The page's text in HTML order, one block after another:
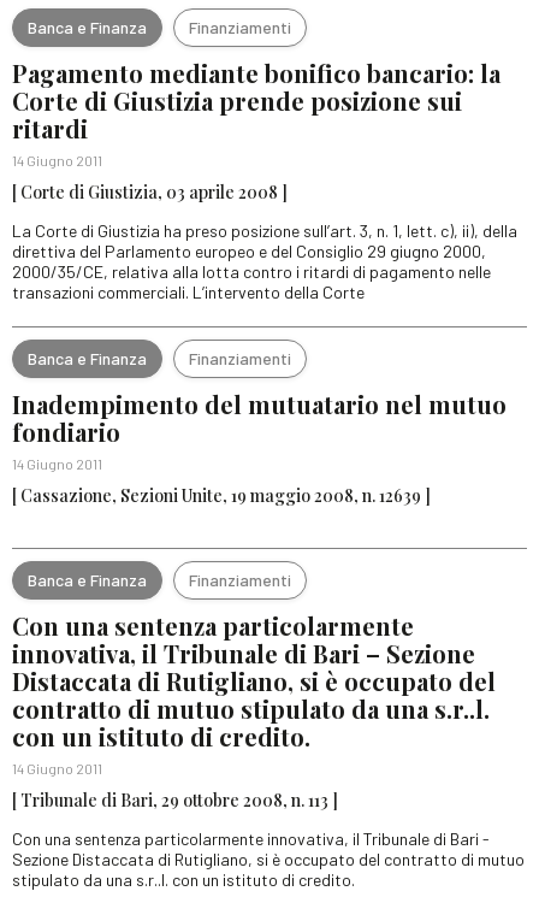
Banca e Finanza Finanziamenti
Pagamento mediante bonifico bancario: la
Corte di Giustizia prende posizione sui
ritardi
14 Giugno 2011
[ Corte di Giustizia, 03 aprile 2008 ]
La Corte di Giustizia ha preso posizione sull’art. 3, n. 1, lett. c), ii), della
direttiva del Parlamento europeo e del Consiglio 29 giugno 2000,
2000/35/CE, relativa alla lotta contro i ritardi di pagamento nelle
transazioni commerciali. L’intervento della Corte
Banca e Finanza Finanziamenti
Inadempimento del mutuatario nel mutuo
fondiario
14 Giugno 2011
[ Cassazione, Sezioni Unite, 19 maggio 2008, n. 12639 ]
Banca e Finanza Finanziamenti
Con una sentenza particolarmente
innovativa, il Tribunale di Bari – Sezione
Distaccata di Rutigliano, si è occupato del
contratto di mutuo stipulato da una s.r..l.
con un istituto di credito.
14 Giugno 2011
[ Tribunale di Bari, 29 ottobre 2008, n. 113 ]
Con una sentenza particolarmente innovativa, il Tribunale di Bari -
Sezione Distaccata di Rutigliano, si è occupato del contratto di mutuo
stipulato da una s.r..l. con un istituto di credito.